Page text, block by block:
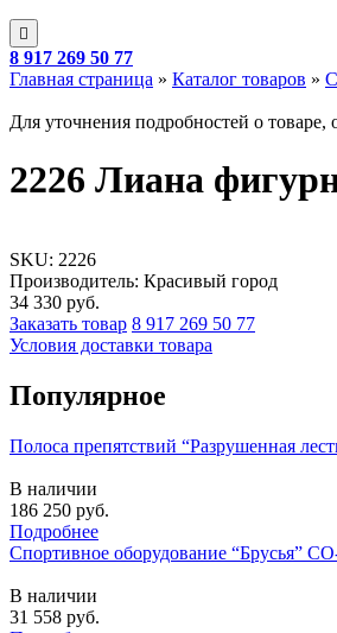
8 917 269 50 77
Главная страница » Каталог товаров »
Для уточнения подробностей о товаре,
2226 Лиана
SKU: 2226
Производитель: Красивый город
34 330 руб.
Заказать товар 8 917 269 50 77
Условия доставки товара
Популярное
Полоса препятствий “Разрушенная
В наличии
186 250 руб.
Подробнее
Спортивное оборудование “Брусья”
В наличии
31 558 руб.